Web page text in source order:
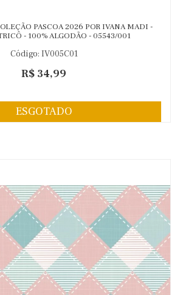
PASCOA 2026 POR IVANA MADI -
- 100% ALGODÃO - 05543/001
Código: IV005C01
R$ 34,99
ESGOTADO